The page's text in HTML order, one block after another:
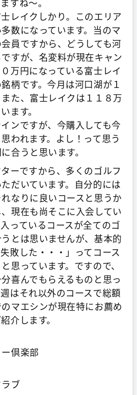
レイクしかり。このエリア
数になっています。当のマ
員ですから、どうしても河
すが、名変料が現在キャン
万円になっている富士レイ
柄です。今月は河口湖が１
た、富士レイクは１１８万
ます。
ンですが、今購入しても今
われます。よし！って思う
合うと思います。
ーですから、多くのゴルフ
だいています。自分的には
なりに良いコースと思うか
現在も尚そこに入会してい
っているコースが全てのゴ
とは思いませんが、基本的
敗した・・・」ってコース
思っています。ですので、
喜んでもらえるものと思っ
はそれ以外のコースで総額
マエシンが現在特にお薦め
介します。
倶楽部
ブ